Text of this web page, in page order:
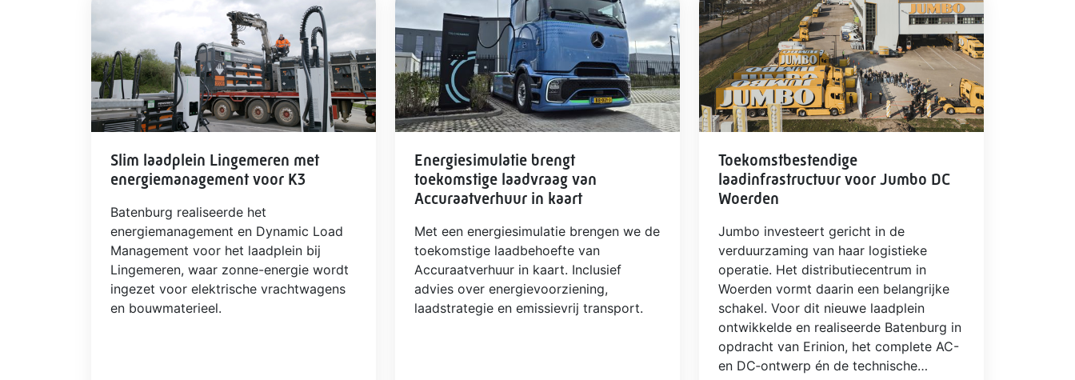
Slim laadplein Lingemeren met
energiemanagement voor K3
Batenburg realiseerde het
energiemanagement en Dynamic Load
Management voor het laadplein bij
Lingemeren, waar zonne-energie wordt
ingezet voor elektrische vrachtwagens
en bouwmaterieel.
Energiesimulatie brengt
toekomstige laadvraag van
Accuraatverhuur in kaart
Met een energiesimulatie brengen we de
toekomstige laadbehoefte van
Accuraatverhuur in kaart. Inclusief
advies over energievoorziening,
laadstrategie en emissievrij transport.
Toekomstbestendige
laadinfrastructuur voor Jumbo DC
Woerden
Jumbo investeert gericht in de
verduurzaming van haar logistieke
operatie. Het distributiecentrum in
Woerden vormt daarin een belangrijke
schakel. Voor dit nieuwe laadplein
ontwikkelde en realiseerde Batenburg in
opdracht van Erinion, het complete AC-
en DC‑ontwerp én de technische